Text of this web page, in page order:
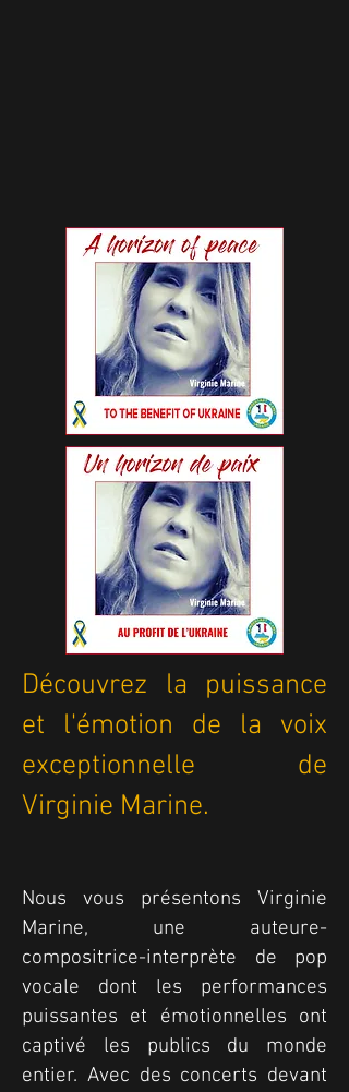
Découvrez la puissance
et l'émotion de la voix
exceptionnelle de
Virginie Marine.
Nous vous présentons Virginie
Marine, une auteure-
compositrice-interprète de pop
vocale dont les performances
puissantes et émotionnelles ont
captivé les publics du monde
entier. Avec des concerts devant